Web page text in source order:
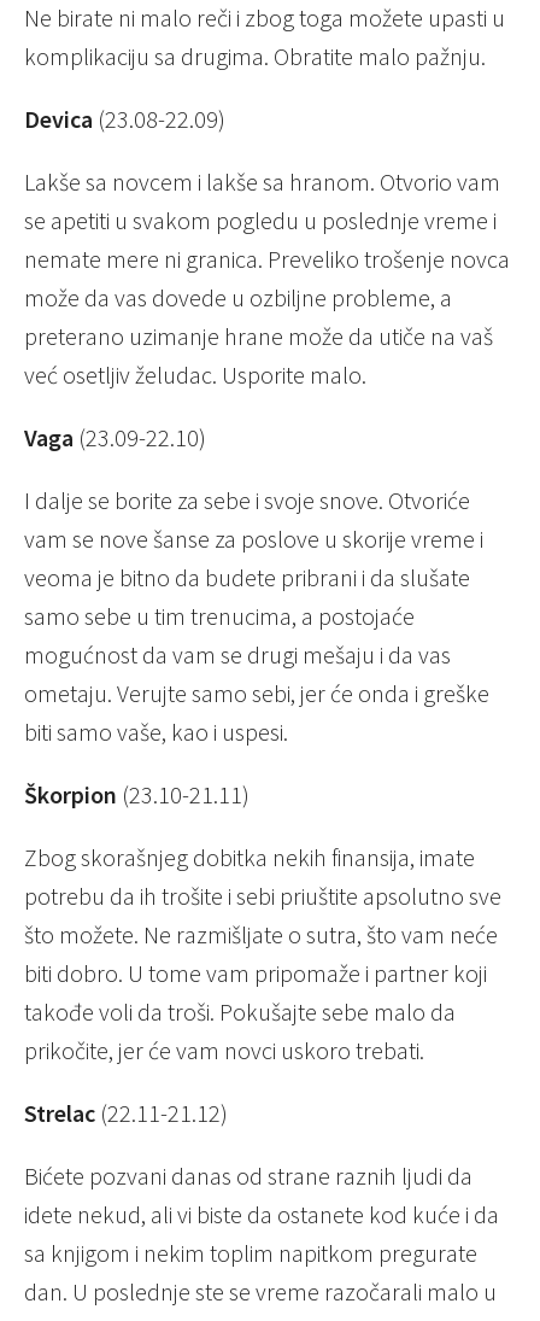
Ne birate ni malo reči i zbog toga možete upasti u
komplikaciju sa drugima. Obratite malo pažnju.
Devica (23.08-22.09)
Lakše sa novcem i lakše sa hranom. Otvorio vam
se apetiti u svakom pogledu u poslednje vreme i
nemate mere ni granica. Preveliko trošenje novca
može da vas dovede u ozbiljne probleme, a
preterano uzimanje hrane može da utiče na vaš
već osetljiv želudac. Usporite malo.
Vaga (23.09-22.10)
I dalje se borite za sebe i svoje snove. Otvoriće
vam se nove šanse za poslove u skorije vreme i
veoma je bitno da budete pribrani i da slušate
samo sebe u tim trenucima, a postojaće
mogućnost da vam se drugi mešaju i da vas
ometaju. Verujte samo sebi, jer će onda i greške
biti samo vaše, kao i uspesi.
Škorpion (23.10-21.11)
Zbog skorašnjeg dobitka nekih finansija, imate
potrebu da ih trošite i sebi priuštite apsolutno sve
što možete. Ne razmišljate o sutra, što vam neće
biti dobro. U tome vam pripomaže i partner koji
takođe voli da troši. Pokušajte sebe malo da
prikočite, jer će vam novci uskoro trebati.
Strelac (22.11-21.12)
Bićete pozvani danas od strane raznih ljudi da
idete nekud, ali vi biste da ostanete kod kuće i da
sa knjigom i nekim toplim napitkom pregurate
dan. U poslednje ste se vreme razočarali malo u